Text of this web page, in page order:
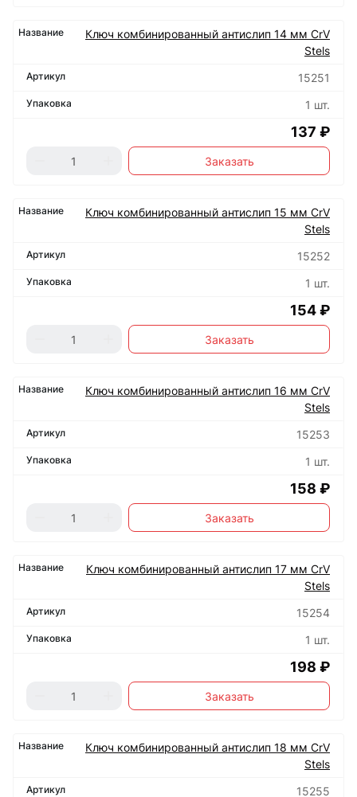
Ключ комбинированный антислип 14 мм CrV
Stels
15251
1 шт.
137 ₽
Заказать
Ключ комбинированный антислип 15 мм CrV
Stels
15252
1 шт.
154 ₽
Заказать
Ключ комбинированный антислип 16 мм CrV
Stels
15253
1 шт.
158 ₽
Заказать
Ключ комбинированный антислип 17 мм CrV
Stels
15254
1 шт.
198 ₽
Заказать
Ключ комбинированный антислип 18 мм CrV
Stels
15255